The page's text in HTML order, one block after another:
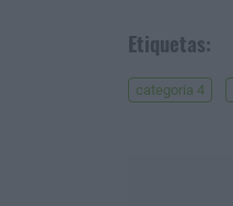
Etiquetas:
categoria 4